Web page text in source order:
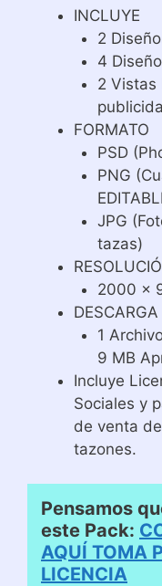
INCLUYE
2
4
2 Vistas
FORMATO
PSD
PNG
JPG
tazas)
2000 x
DESCARGA
1
9 MB
Incluye
Sociales y
de venta
tazones.
Pensamos
este Pack:
AQUÍ TOMA
LICENCIA